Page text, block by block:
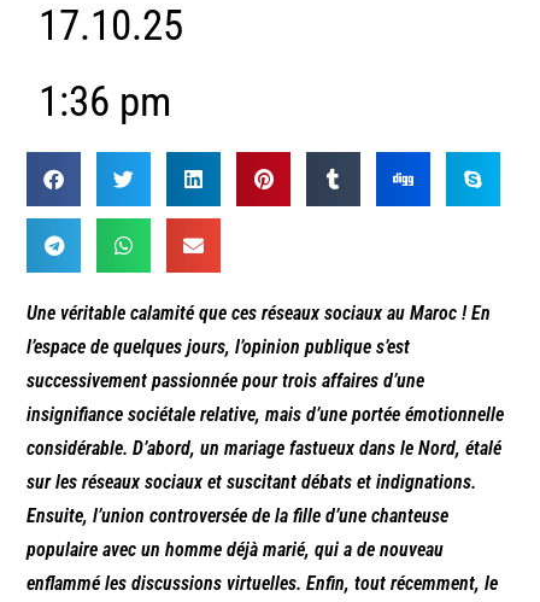
17.10.25
1:36 pm
Une véritable calamité que ces réseaux sociaux au Maroc ! En
l’espace de quelques jours, l’opinion publique s’est
successivement passionnée pour trois affaires d’une
insignifiance sociétale relative, mais d’une portée émotionnelle
considérable. D’abord, un mariage fastueux dans le Nord, étalé
sur les réseaux sociaux et suscitant débats et indignations.
Ensuite, l’union controversée de la fille d’une chanteuse
populaire avec un homme déjà marié, qui a de nouveau
enflammé les discussions virtuelles. Enfin, tout récemment, le